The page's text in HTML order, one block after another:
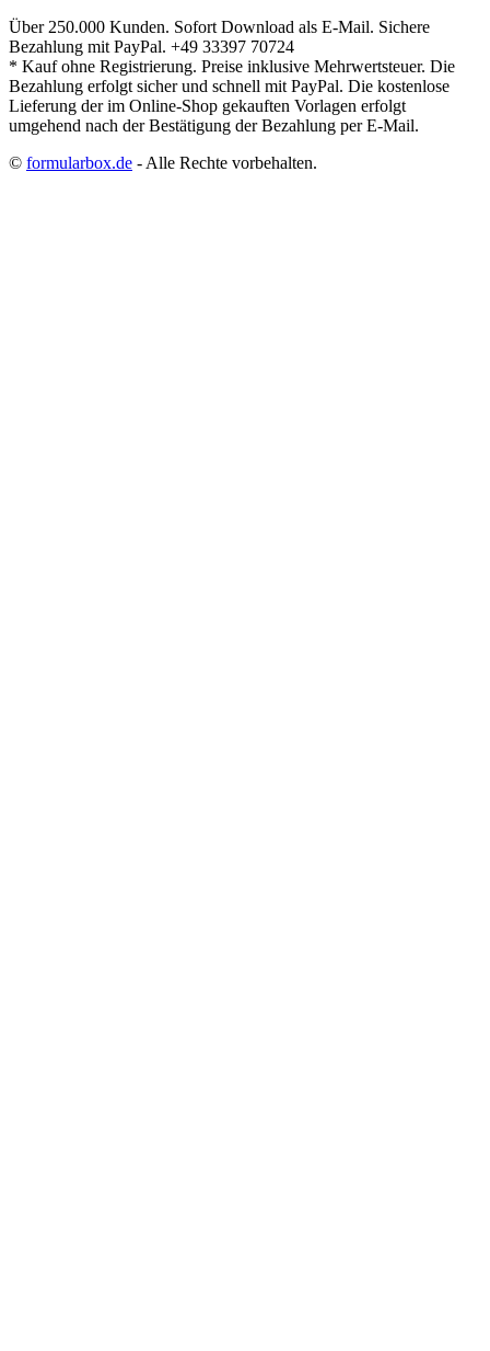
Über 250.000 Kunden. Sofort Download als E-Mail. Sichere
Bezahlung mit PayPal. +49 33397 70724
* Kauf ohne Registrierung. Preise inklusive Mehrwertsteuer. Die
Bezahlung erfolgt sicher und schnell mit PayPal. Die kostenlose
Lieferung der im Online-Shop gekauften Vorlagen erfolgt
umgehend nach der Bestätigung der Bezahlung per E-Mail.
© formularbox.de - Alle Rechte vorbehalten.